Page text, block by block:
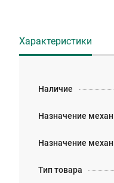
Характеристики
Наличие
Назначение
Назначение
Тип товара